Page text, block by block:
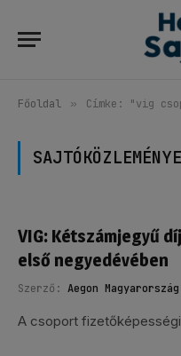
Főoldal » Címke: "vig
VIG: Kétszámjegyű
első negyedévében
Szerző: Aegon
A csoport